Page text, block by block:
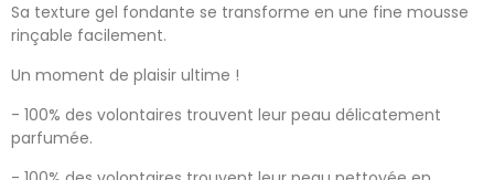
Sa texture gel fondante se transforme en une fine mousse
rinçable facilement.
Un moment de plaisir ultime !
- 100% des volontaires trouvent leur peau délicatement
parfumée.